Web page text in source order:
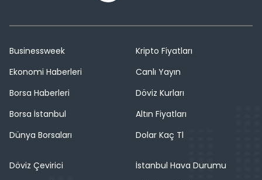
Businessweek
Ekonomi Haberleri
Borsa Haberleri
Borsa İstanbul
Dünya Borsaları
Kripto Fiyatları
Canlı Yayın
Döviz Kurları
Altın Fiyatları
Dolar Kaç Tl
Döviz Çevirici
İstanbul Hava Durumu